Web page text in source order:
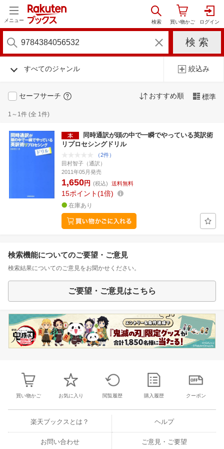
メニュー
すべてのジャンル 絞込み
セーフサーチ おすすめ順 標準
1～1件 (全 1件)
同時通訳が頭の中で一瞬でやっている英訳術
リプロセシングドリル
（2件）
田村智子（通訳）
2011年05月発売
1,650円 (税込) 送料無料
15ポイント 1倍
在庫あり
検索機能についてのご要望・ご意見
検索結果についてのご意見をお聞かせください。
ご要望・ご意見はこちら
買い物かご お気に入り 閲覧履歴 購入履歴 クーポン
楽天ブックスとは？ ヘルプ
お問い合わせ ご意見・ご要望